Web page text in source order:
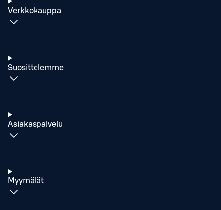
Verkkokauppa
Suosittelemme
Asiakaspalvelu
Myymälät